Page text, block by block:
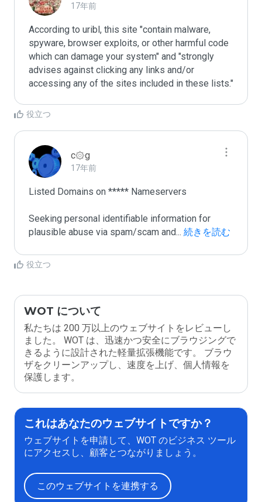
17年前
According to uribl, this site "contain malware,
spyware, browser exploits, or other harmful code
which can damage your system" and "strongly
advises against clicking any links and/or
accessing any of the sites included in these lists."
役立つ
c۞g
17年前
Listed Domains on ***** Nameservers
Seeking personal identifiable information for
plausible abuse via spam/scam and... 続きを読む
役立つ
WOT について
私たちは 200 万以上のウェブサイトをレビューし
ました。 WOT は、迅速かつ安全にブラウジングで
きるように設計された軽量拡張機能です。 ブラウ
ザをクリーンアップし、速度を上げ、個人情報を
保護します。
これはあなたのウェブサイトですか？
ウェブサイトを申請して、WOT のビジネス ツール
にアクセスし、顧客とつながりましょう。
このウェブサイトを連携する